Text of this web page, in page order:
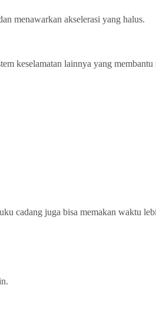
menawarkan akselerasi yang halus.
keselamatan lainnya yang membantu
cadang juga bisa memakan waktu